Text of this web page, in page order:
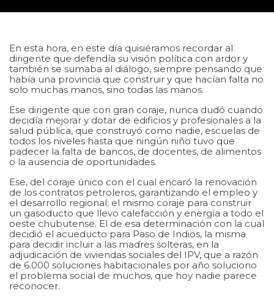
En esta hora, en este día quisiéramos recordar al
dirigente que defendía su visión política con ardor y
también se sumaba al diálogo, siempre pensando que
había una provincia que construir y que hacían falta no
solo muchas manos, sino todas las manos.
Ese dirigente que con gran coraje, nunca dudó cuando
decidía mejorar y dotar de edificios y profesionales a la
salud pública, que construyó como nadie, escuelas de
todos los niveles hasta que ningún niño tuvo que
padecer la falta de bancos, de docentes, de alimentos
o la ausencia de oportunidades.
Ese, del coraje único con el cual encaró la renovación
de los contratos petroleros, garantizando el empleo y
el desarrollo regional; el mismo coraje para construir
un gasoducto que llevo calefacción y energía a todo el
oeste chubutense. El de esa determinación con la cual
decidió el acueducto para Paso de Indios, la misma
para decidir incluir a las madres solteras, en la
adjudicación de viviendas sociales del IPV, que a razón
de 6.000 soluciones habitacionales por año soluciono
el problema social de muchos, que hoy nadie parece
reconocer.